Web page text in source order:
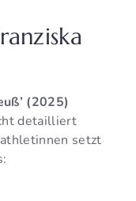
(2025)
detailliert
setzt